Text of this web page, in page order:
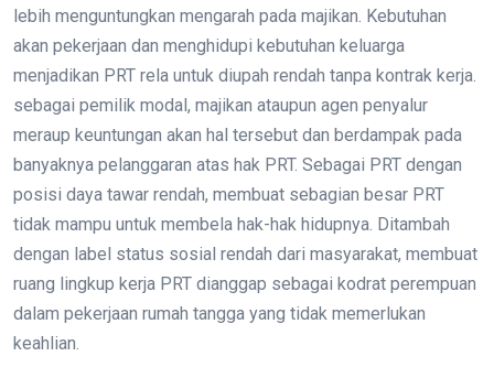
lebih menguntungkan mengarah pada majikan. Kebutuhan
akan pekerjaan dan menghidupi kebutuhan keluarga
menjadikan PRT rela untuk diupah rendah tanpa kontrak kerja.
sebagai pemilik modal, majikan ataupun agen penyalur
meraup keuntungan akan hal tersebut dan berdampak pada
banyaknya pelanggaran atas hak PRT. Sebagai PRT dengan
posisi daya tawar rendah, membuat sebagian besar PRT
tidak mampu untuk membela hak-hak hidupnya. Ditambah
dengan label status sosial rendah dari masyarakat, membuat
ruang lingkup kerja PRT dianggap sebagai kodrat perempuan
dalam pekerjaan rumah tangga yang tidak memerlukan
keahlian.